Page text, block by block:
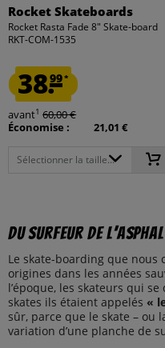
Rocket Skateboards
Rocket Rasta Fade 8" Skate-board
RKT-COM-1535
38.99*
avant1 60,00 €
Économise :
21,01 €
Sélectionner la taille...
Du surfeur de
Le skate-boarding que nous
origines dans les années
l’époque, les skateurs qui
skates ils étaient appelés «
sûr, parce que le skate – ou
variation d’une planche de